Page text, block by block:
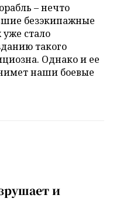
– нечто
безэкипажные
стало
такого
Однако и ее
наши боевые
и